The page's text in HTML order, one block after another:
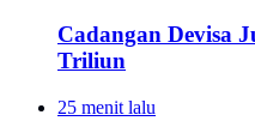
Cadangan Devisa
Triliun
25 menit lalu